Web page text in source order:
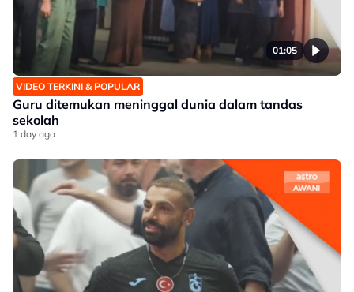
01:05
VIDEO TERKINI & POPULAR
Guru ditemukan meninggal dunia dalam tandas
sekolah
1 day ago